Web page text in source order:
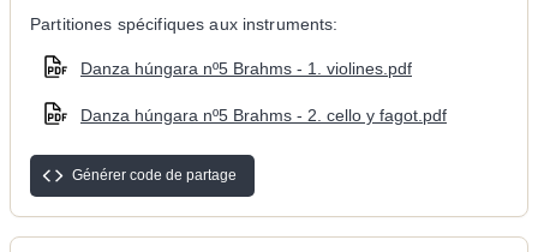
Partitiones spécifiques aux instruments:
Danza húngara nº5 Brahms - 1. violines.pdf
Danza húngara nº5 Brahms - 2. cello y fagot.pdf
Générer code de partage